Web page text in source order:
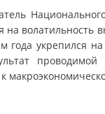
на волатильность
года укрепился